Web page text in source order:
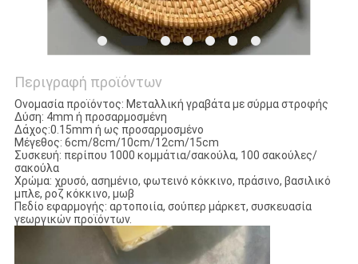
Περιγραφή προϊόντων
Ονομασία προϊόντος: Μεταλλική γραβάτα με σύρμα στροφής
Δύση: 4mm ή προσαρμοσμένη
Δάχος:0.15mm ή ως προσαρμοσμένο
Μέγεθος: 6cm/8cm/10cm/12cm/15cm
Συσκευή: περίπου 1000 κομμάτια/σακούλα, 100 σακούλες/
σακούλα
Χρώμα: χρυσό, ασημένιο, φωτεινό κόκκινο, πράσινο, βασιλικό
μπλε, ροζ κόκκινο, μωβ
Πεδίο εφαρμογής: αρτοποιία, σούπερ μάρκετ, συσκευασία
γεωργικών προϊόντων.